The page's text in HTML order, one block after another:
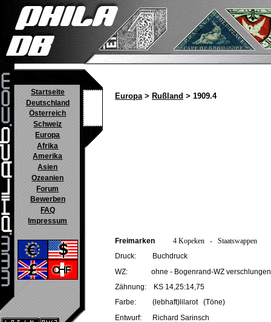
Startseite
Deutschland
Österreich
Schweiz
Europa
Afrika
Amerika
Asien
Ozeanien
Forum
Bewerben
FAQ
Impressum
Europa> Rußland > 1909.4
Freimarken 4 Kopeken - Staatswappen
Druck: Buchdruck
WZ: ohne - Bogenrand-WZ
Zähnung: KS 14,25:14,75
Farbe: (lebhaft)lilarot (Töne)
Entwurf: Richard Sarinsch